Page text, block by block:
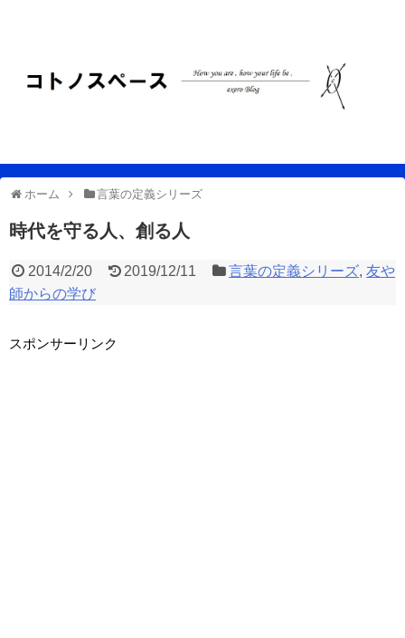
ホーム 言葉の定義シリーズ
時代を守る人、創る人
2014/2/20 2019/12/11 言葉の定義シリーズ,友や
師からの学び
スポンサーリンク